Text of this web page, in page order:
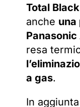
Total Black
anche una
resa
a gas.
In